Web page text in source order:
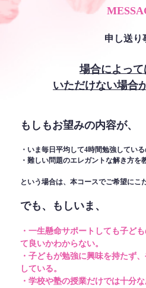
申し送り
場合によっ
いただけない場合
もしもお望みの内容が、
・いま毎日平均して4時間勉強してい
・難しい問題のエレガントな解き方を
という場合は、本コースでご希望にこ
でも、もしいま、
・一生懸命サポートしても子ど
て良いかわからない。
・子どもが勉強に興味を持たず
している。
・学校や塾の授業だけでは十分